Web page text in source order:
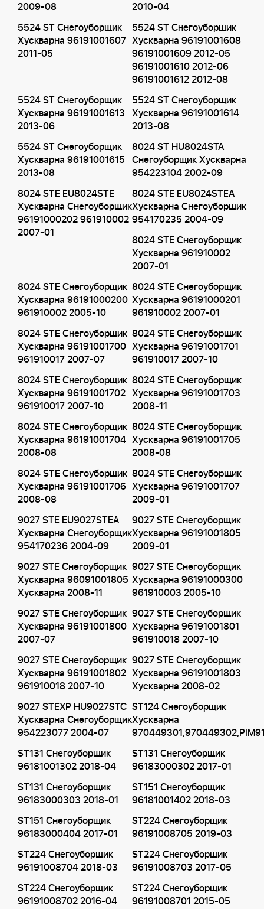
2009-08
2010-04
5524 ST Снегоуборщик
Хускварна 96191001607
2011-05
5524 ST Снегоуборщик
Хускварна 96191001608
96191001609 2012-05
96191001610 2012-06
96191001612 2012-08
5524 ST Снегоуборщик
Хускварна 96191001613
2013-06
5524 ST Снегоуборщик
Хускварна 96191001614
2013-08
5524 ST Снегоуборщик
Хускварна 96191001615
2013-08
8024 ST HU8024STA
Снегоуборщик Хускварна
954223104 2002-09
8024 STE EU8024STE
Хускварна Снегоуборщик
96191000202 961910002
2007-01
8024 STE EU8024STEA
Хускварна Снегоуборщик
954170235 2004-09
8024 STE Снегоуборщик
Хускварна 961910002
2007-01
8024 STE Снегоуборщик
Хускварна 96191000200
961910002 2005-10
8024 STE Снегоуборщик
Хускварна 96191000201
961910002 2007-01
8024 STE Снегоуборщик
Хускварна 96191001700
961910017 2007-07
8024 STE Снегоуборщик
Хускварна 96191001701
961910017 2007-10
8024 STE Снегоуборщик
Хускварна 96191001702
961910017 2007-10
8024 STE Снегоуборщик
Хускварна 96191001703
2008-11
8024 STE Снегоуборщик
Хускварна 96191001704
2008-08
8024 STE Снегоуборщик
Хускварна 96191001705
2008-08
8024 STE Снегоуборщик
Хускварна 96191001706
2008-08
8024 STE Снегоуборщик
Хускварна 96191001707
2009-01
9027 STE EU9027STEA
Хускварна Снегоуборщик
954170236 2004-09
9027 STE Снегоуборщик
Хускварна 96191001805
2009-01
9027 STE Снегоуборщик
Хускварна 96091001805
Хускварна 2008-11
9027 STE Снегоуборщик
Хускварна 96191000300
961910003 2005-10
9027 STE Снегоуборщик
Хускварна 96191001800
2007-07
9027 STE Снегоуборщик
Хускварна 96191001801
961910018 2007-10
9027 STE Снегоуборщик
Хускварна 96191001802
961910018 2007-10
9027 STE Снегоуборщик
Хускварна 96191001803
Хускварна 2008-02
9027 STEXP HU9027STC
Хускварна Снегоуборщик
954223077 2004-07
ST124 Снегоуборщик
Хускварна
ST131 Снегоуборщик
96181001302 2018-04
ST131 Снегоуборщик
96183000302 2017-01
ST131 Снегоуборщик
96183000303 2018-01
ST151 Снегоуборщик
96181001402 2018-03
ST151 Снегоуборщик
96183000404 2017-01
ST224 Снегоуборщик
96191008705 2019-03
ST224 Снегоуборщик
96191008704 2018-03
ST224 Снегоуборщик
96191008703 2017-05
ST224 Снегоуборщик
96191008702 2016-04
ST224 Снегоуборщик
96191008701 2015-05